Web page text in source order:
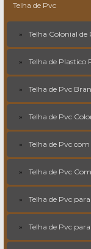
Telha de Pvc
Telha Colonial de
Telha de Plastico
Telha de Pvc
Telha de Pvc
Telha de Pvc
Telha de Pvc
Telha de Pvc
Telha de Pvc